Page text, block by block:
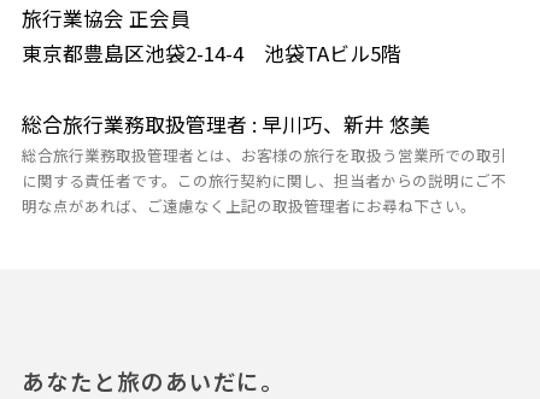
旅行業協会 正会員
東京都豊島区池袋2-14-4 池袋TAビル5階
総合旅行業務取扱管理者 : 早川巧、新井 悠美
総合旅行業務取扱管理者とは、お客様の旅行を取扱う営業所での取引
に関する責任者です。この旅行契約に関し、担当者からの説明にご不
明な点があれば、ご遠慮なく上記の取扱管理者にお尋ね下さい。
あなたと旅のあいだに。